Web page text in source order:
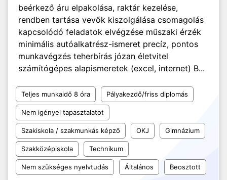
beérkező áru elpakolása, raktár kezelése,
rendben tartása vevők kiszolgálása csomagolás
kapcsolódó feladatok elvégzése műszaki érzék
minimális autóalkatrész-ismeret precíz, pontos
munkavégzés teherbírás józan életvitel
számítógépes alapismeretek (excel, internet) B...
Teljes munkaidő 8 óra Pályakezdő/friss diplomás
Nem igényel tapasztalatot
Szakiskola / szakmunkás képző OKJ Gimnázium
Szakközépiskola Technikum
Nem szükséges nyelvtudás Általános Beosztott